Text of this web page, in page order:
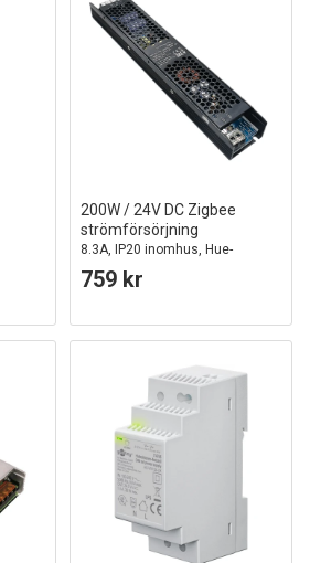
200W / 24V DC Zigbee
strömförsörjning
8.3A, IP20 inomhus, Hue-
kompatibel
759 kr